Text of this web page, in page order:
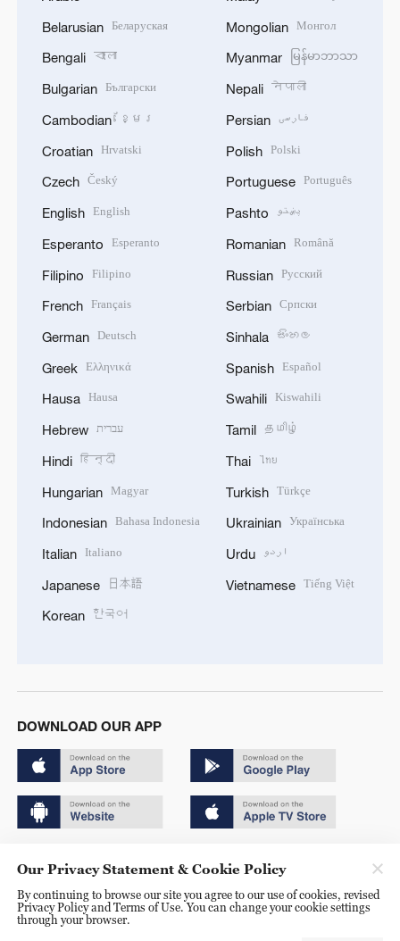
Belarusian Беларуская
Bengali বাংলা
Bulgarian Български
Cambodian ខ្មែរ
Croatian Hrvatski
Czech Český
English English
Esperanto Esperanto
Filipino Filipino
French Français
German Deutsch
Greek Ελληνικά
Hausa Hausa
Hebrew עברית
Hindi हिन्दी
Hungarian Magyar
Indonesian Bahasa Indonesia
Italian Italiano
Japanese 日本語
Korean 한국어
Mongolian Монгол
Myanmar မြန်မာဘာသာ
Nepali नेपाली
Persian فارسی
Polish Polski
Portuguese Português
Pashto پښتو
Romanian Română
Russian Русский
Serbian Српски
Sinhala සිංහල
Spanish Español
Swahili Kiswahili
Tamil தமிழ்
Thai ไทย
Turkish Türkçe
Ukrainian Українська
Urdu اردو
Vietnamese Tiếng Việt
DOWNLOAD OUR APP
京ICP备20000184号
京公网安备 11010502050052号
Our Privacy Statement & Cookie Policy
By continuing to browse our site you agree to our use of cookies, revised
Privacy Policy and Terms of Use. You can change your cookie settings
through your browser.